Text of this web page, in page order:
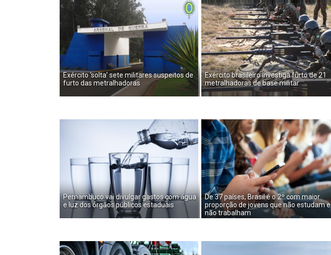
Exército ‘solta’ sete militares suspeitos de
furto das metralhadoras
Exército brasileiro investiga furto de 21
metralhadoras de base militar
Pernambuco vai divulgar gastos com água
e luz dos órgãos públicos estaduais
De 37 países, Brasil é o 2º com maior
proporção de jovens que não estudam e
não trabalham